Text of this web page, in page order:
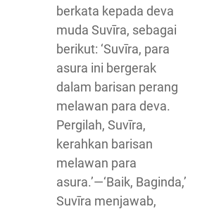
berkata kepada deva
muda Suvīra, sebagai
berikut: ‘Suvīra, para
asura ini bergerak
dalam barisan perang
melawan para deva.
Pergilah, Suvīra,
kerahkan barisan
melawan para
asura.’—‘Baik, Baginda,’
Suvīra menjawab,